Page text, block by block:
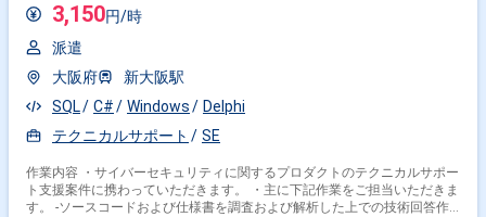
3,150円/時
派遣
大阪府
新大阪駅
SQL
C# Windows
Delphi
テクニカルサポート
SE
作業内容 ・サイバーセキュリティに関するプロダクトのテクニカルサポー
ト支援案件に携わっていただきます。 ・主に下記作業をご担当いただきま
す。 -ソースコードおよび仕様書を調査および解析した上での技術回答作